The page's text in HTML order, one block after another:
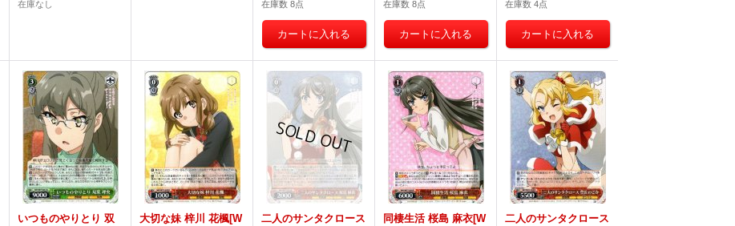
在庫なし 在庫数 8点 在庫数 8点 在庫数 4点
いつものやりとり 双
大切な妹 梓川 花楓[W
二人のサンタクロース
同棲生活 桜島 麻衣[W
二人のサンタクロース